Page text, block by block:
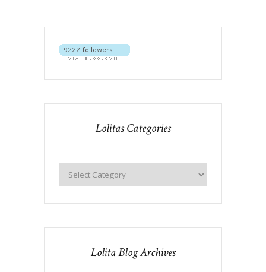
Lolitas Categories
Lolita Blog Archives